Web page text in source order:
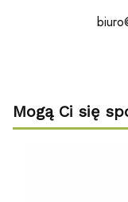
Mogą Ci się